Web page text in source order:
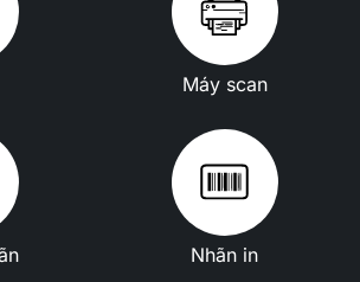
Máy scan
Nhãn in